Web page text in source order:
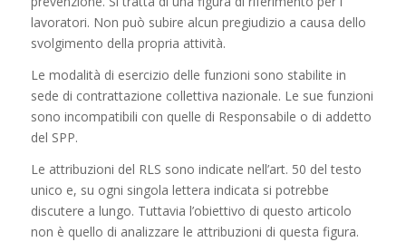
lavoratori. Non può subire alcun pregiudizio a causa dello
svolgimento della propria attività.
Le modalità di esercizio delle funzioni sono stabilite in
sede di contrattazione collettiva nazionale. Le sue funzioni
sono incompatibili con quelle di Responsabile o di addetto
del SPP.
Le attribuzioni del RLS sono indicate nell’art. 50 del testo
unico e, su ogni singola lettera indicata si potrebbe
discutere a lungo. Tuttavia l’obiettivo di questo articolo
non è quello di analizzare le attribuzioni di questa figura.